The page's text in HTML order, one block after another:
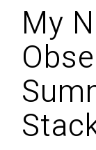
My